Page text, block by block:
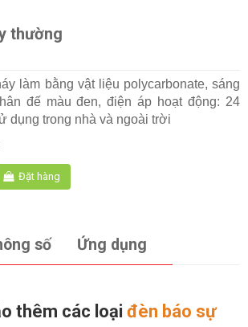
thường
làm bằng vật liệu polycarbonate, sáng
đế màu đen, điện áp hoạt động: 24
dụng trong nhà và ngoài trời
Đặt hàng
số Ứng dụng
thêm các loại đèn báo sự